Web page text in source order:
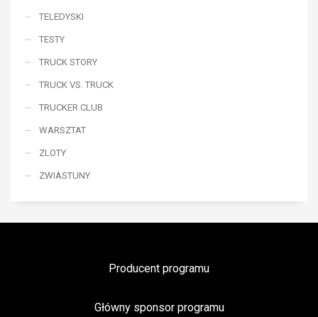
TELEDYSKI
TESTY
TRUCK STORY
TRUCK VS. TRUCK
TRUCKER CLUB
WARSZTAT
ZLOTY
ZWIASTUNY
Producent programu
Główny sponsor programu